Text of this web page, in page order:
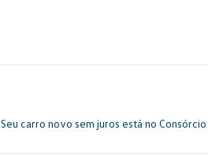
Seu carro novo sem juros está no